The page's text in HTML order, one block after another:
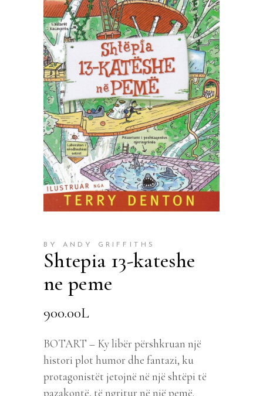
BY ANDY GRIFFITHS
Shtepia 13-kateshe
ne peme
900.00L
BOTART – Ky libër përshkruan një
histori plot humor dhe fantazi, ku
protagonistët jetojnë në një shtëpi të
pazakontë, të ngritur në një pemë.